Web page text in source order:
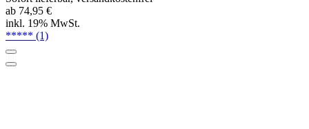
11 Größen
Sofort lieferbar, versandkostenfrei
ab 74,95 €
inkl. 19% MwSt.